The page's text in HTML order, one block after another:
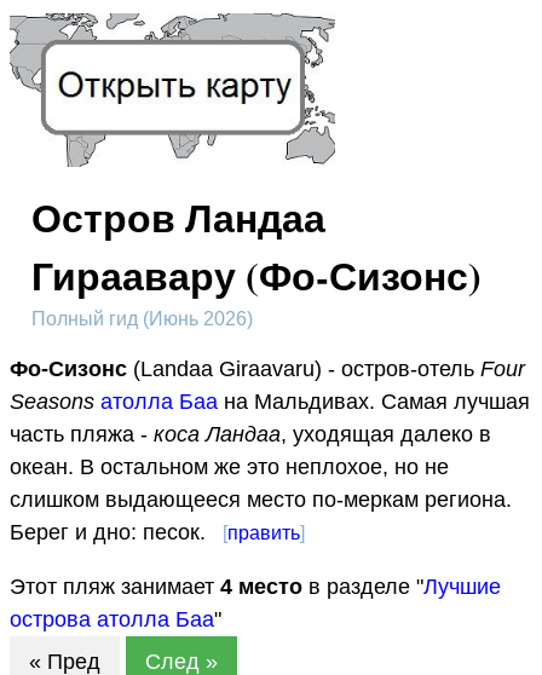
Остров Ландаа
Гираавару (Фо-Сизонс)
Полный гид (Июнь 2026)
Фо-Сизонс (Landaa Giraavaru) - остров-отель Four
Seasons атолла Баа на Мальдивах. Самая лучшая
часть пляжа - коса Ландаа, уходящая далеко в
океан. В остальном же это неплохое, но не
слишком выдающееся место по-меркам региона.
Берег и дно: песок.
[править]
Этот пляж занимает 4 место в разделе "Лучшие
острова атолла Баа"
« Пред
След »